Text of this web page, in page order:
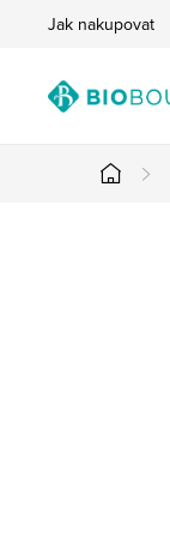
Jak nakupovat
Domů